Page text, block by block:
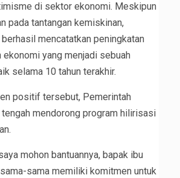
di sektor ekonomi. Meskipun
pada tantangan kemiskinan,
berhasil mencatatkan peningkatan
ekonomi yang menjadi sebuah
selama 10 tahun terakhir.
positif tersebut, Pemerintah
tengah mendorong program hilirisasi
mohon bantuannya, bapak ibu
sama memiliki komitmen untuk